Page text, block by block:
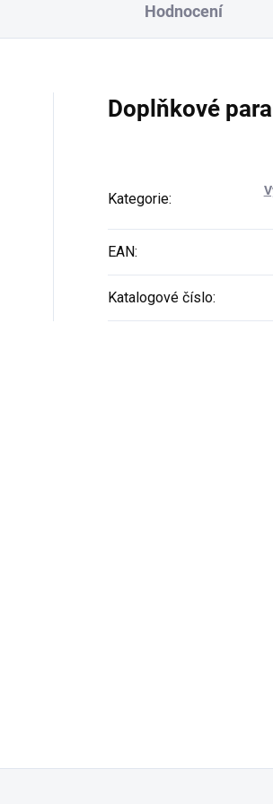
Hodnocení
Doplňkové
Kategorie:
EAN:
Katalogové číslo: